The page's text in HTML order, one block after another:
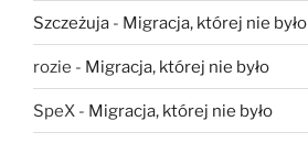
Szczeżuja - Migracja, której nie było
rozie - Migracja, której nie było
SpeX - Migracja, której nie było